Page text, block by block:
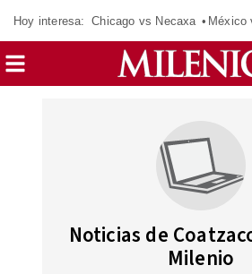
Hoy interesa: Chicago vs Necaxa México
Noticias de
Milenio